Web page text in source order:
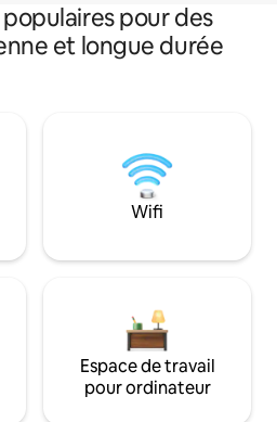
pour des
et longue durée
Wifi
Espace de travail
pour ordinateur